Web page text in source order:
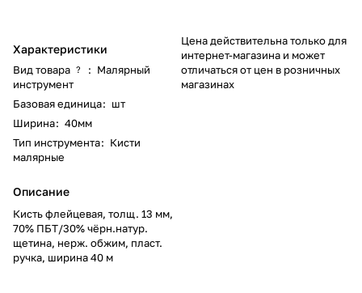
Характеристики
Вид товара ? : Малярный
инструмент
Базовая единица: шт
Ширина: 40мм
Тип инструмента: Кисти
малярные
Описание
Кисть флейцевая, толщ. 13 мм,
70% ПБT/30% чёрн.натур.
щетина, нерж. обжим, пласт.
ручка, ширина 40 м
Цена действительна только для
интернет-магазина и может
отличаться от цен в розничных
магазинах